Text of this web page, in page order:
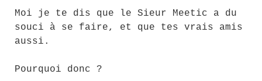
Moi je te dis que le Sieur Meetic a du
souci à se faire, et que tes vrais amis
aussi.
Pourquoi donc ?